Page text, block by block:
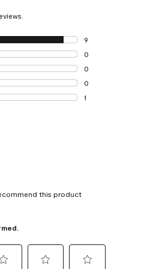
9
9 reviews with 5
0
0 reviews with 4
0
0 reviews with 3
0
0 reviews with 2
1
this product